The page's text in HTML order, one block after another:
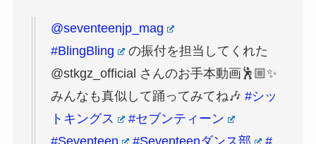
@seventeenjp_mag
#BlingBling
の振付を担当してくれた
@stkgz_official さんのお手本動画🕺🏼✨
みんなも真似して踊ってみてね🎶 #シッ
トキングス
#セブンティーン
#Seventeen
#Seventeenダンス部
#